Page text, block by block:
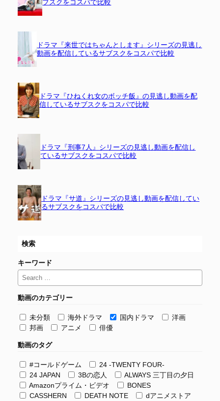
ブスクをコスパで比較
ドラマ『来世ではちゃんとします』シリーズの見逃し
動画を配信しているサブスクをコスパで比較
ドラマ『ひねくれ女のボッチ飯』の見逃し動画を配
信しているサブスクをコスパで比較
ドラマ『刑事7人』シリーズの見逃し動画を配信し
ているサブスクをコスパで比較
ドラマ『サ道』シリーズの見逃し動画を配信してい
るサブスクをコスパで比較
検索
キーワード
動画のカテゴリー
未分類 海外ドラマ 国内ドラマ
洋画
邦画
アニメ 俳優
動画のタグ
#コールドゲーム
24 -TWENTY FOUR-
24 JAPAN
3Bの恋人
ALWAYS 三丁目の夕日
Amazonプライム・ビデオ
BONES
CASSHERN
DEATH NOTE
dアニメストア